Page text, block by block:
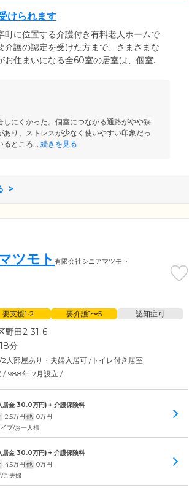
けられます
町に位置する介護付き有料老人ホームで
護の認定を受けた方まで、さまざまな
住まいになる全60室の居室は、個室で
用。各所に手すりを取り付けているの
にくかった。個室につながる通路がやや狭
り、ストレスが少なく使いやすい印象だっ
ところ...
続きを見る
ツモト 有限会社シニアマツモト
要支援1•2 要介護1〜5 認知症可
野田2-31-6
分
/2人部屋あり・夫婦入居可 /トイレ付き居室
/1988年12月設立 /
居金 30.0万円) + 介護保険料
2.5万円 他 0万円
プ/お一人様
居金 30.0万円) + 介護保険料
4.5万円 他 0万円
ご夫婦